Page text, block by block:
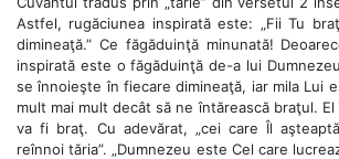
Astfel, rugăciunea inspirată este: „Fii Tu
dimineaţă.” Ce făgăduinţă minunată!
inspirată este o făgăduinţă de-a lui
se înnoieşte în fiecare dimineaţă, iar mila Lui
mult mai mult decât să ne întărească braţul.
va fi braţ. Cu adevărat, „cei care Îl
reînnoi tăria”. „Dumnezeu este Cel care